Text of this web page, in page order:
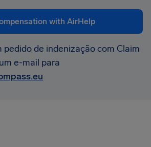
with AirHelp
pedido de indenização com Claim
e-mail para